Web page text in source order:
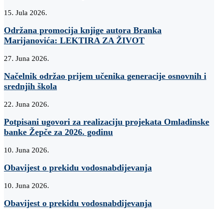
15. Jula 2026.
Održana promocija knjige autora Branka
Marijanovića: LEKTIRA ZA ŽIVOT
27. Juna 2026.
Načelnik održao prijem učenika generacije osnovnih i
srednjih škola
22. Juna 2026.
Potpisani ugovori za realizaciju projekata Omladinske
banke Žepče za 2026. godinu
10. Juna 2026.
Obavijest o prekidu vodosnabdijevanja
10. Juna 2026.
Obavijest o prekidu vodosnabdijevanja